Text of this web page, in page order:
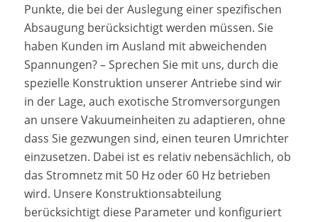
Punkte, die bei der Auslegung einer spezifischen
Absaugung berücksichtigt werden müssen. Sie
haben Kunden im Ausland mit abweichenden
Spannungen? – Sprechen Sie mit uns, durch die
spezielle Konstruktion unserer Antriebe sind wir
in der Lage, auch exotische Stromversorgungen
an unsere Vakuumeinheiten zu adaptieren, ohne
dass Sie gezwungen sind, einen teuren Umrichter
einzusetzen. Dabei ist es relativ nebensächlich, ob
das Stromnetz mit 50 Hz oder 60 Hz betrieben
wird. Unsere Konstruktionsabteilung
berücksichtigt diese Parameter und konfiguriert